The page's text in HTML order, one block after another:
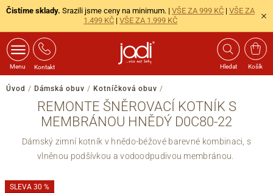
Čistíme sklady. Srazili jsme ceny na minimum. | VŠE ZA 999 KČ | VŠE ZA
1.499 KČ | VŠE ZA 1.999 KČ
Menu Kontakt Hledat Košík
Úvod / Dámská obuv / Kotníčková obuv /
REMONTE ŠNĚROVACÍ KOTNÍK S
MEMBRÁNOU HNĚDÝ D0C80-22
Dámský zimní kotník v hnědo-béžové barevné kombinaci, s
vlněnou podšívkou a vodoodpudivou membránou.
SLEVA 30 %